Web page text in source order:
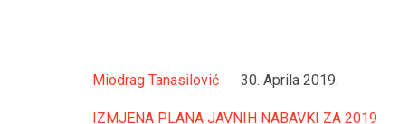
Miodrag Tanasilović 30. Aprila 2019.
IZMJENA PLANA JAVNIH NABAVKI ZA 2019